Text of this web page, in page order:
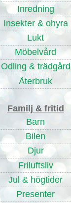
Inredning
Insekter & ohyra
Lukt
Möbelvård
Odling & trädgård
Återbruk
Familj & fritid
Barn
Bilen
Djur
Friluftsliv
Jul & högtider
Presenter